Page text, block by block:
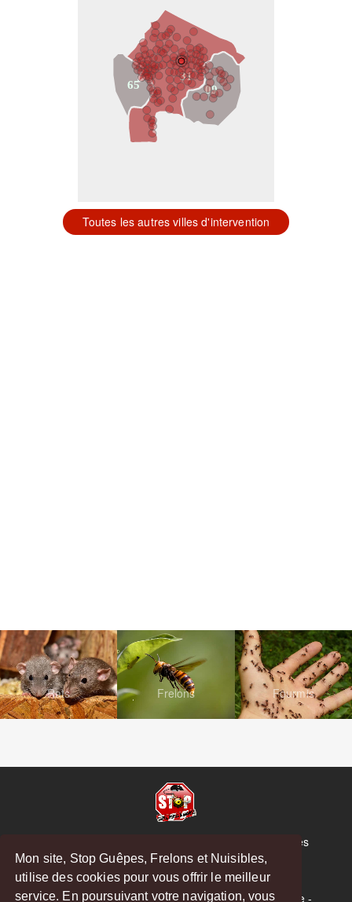
Mon site, Stop Guêpes, Frelons et Nuisibles,
utilise des cookies pour vous offrir le meilleur
service. En poursuivant votre navigation, vous
31
09
65
Toutes les autres villes d'intervention
Rats Frelons Fourmis
© Copyright 2026 Stop Guêpes, Frelons et Nuisibles
Mentions légales
Créé parMattWeb
Saint-Gaudens-Saint-Girons-Boulogne-sur-Gesse-